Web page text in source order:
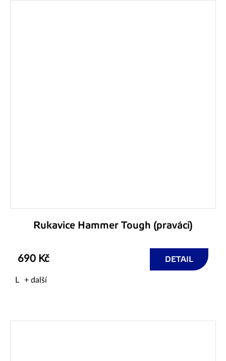
Rukavice Hammer Tough (praváci)
690 Kč DETAIL
L + další